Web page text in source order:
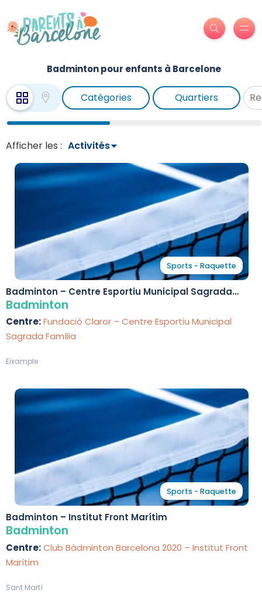
Badminton pour enfants à Barcelone
Catégories Quartiers
Afficher les :
Sports - Raquette
Badminton – Centre Esportiu Municipal Sagrada
Família
Badminton
Centre:Fundació Claror – Centre Esportiu Municipal
Sagrada Família
Eixample
Sports - Raquette
Badminton – Institut Front Marítim
Badminton
Centre:Club Bàdminton Barcelona 2020 – Institut Front
Marítim
Sant Martí